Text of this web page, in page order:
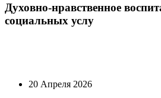
Духовно-нравственное
социальных услу
20 Апреля 2026